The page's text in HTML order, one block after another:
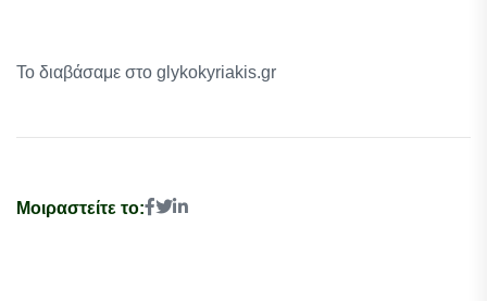
Το διαβάσαμε στο glykokyriakis.gr
Μοιραστείτε το: